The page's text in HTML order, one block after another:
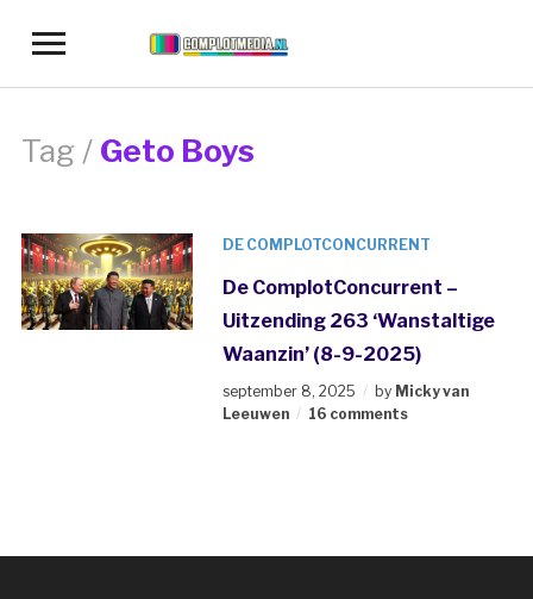
Toggle
navigation
Tag / Geto Boys
DE COMPLOTCONCURRENT
De ComplotConcurrent –
Uitzending 263 ‘Wanstaltige
Waanzin’ (8-9-2025)
september 8, 2025 by Micky van
Leeuwen
16 comments